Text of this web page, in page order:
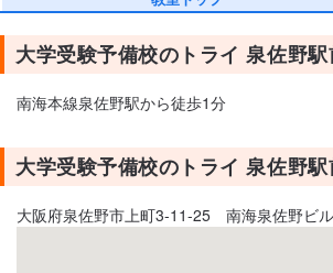
大学受験予備校のトライ 泉佐野
南海本線泉佐野駅から徒歩1分
大学受験予備校のトライ 泉佐野
大阪府泉佐野市上町3-11-25 南海泉佐野ビ